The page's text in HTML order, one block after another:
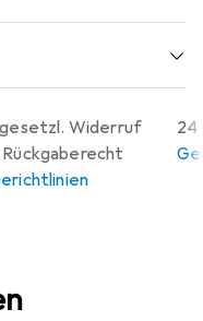
gesetzl. Widerruf
24